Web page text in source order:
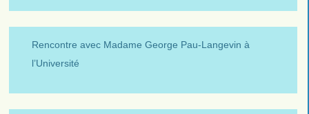
Rencontre avec Madame George Pau-Langevin à
l’Université